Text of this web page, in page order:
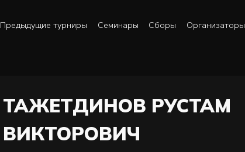
Предыдущие турниры Семинары Сборы Организаторы
ТАЖЕТДИНОВ РУСТАМ
ВИКТОРОВИЧ